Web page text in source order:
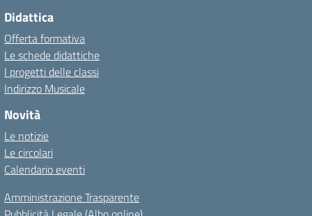
Didattica
Offerta formativa
Le schede didattiche
I progetti delle classi
Indirizzo Musicale
Novità
Le notizie
Le circolari
Calendario eventi
Amministrazione Trasparente